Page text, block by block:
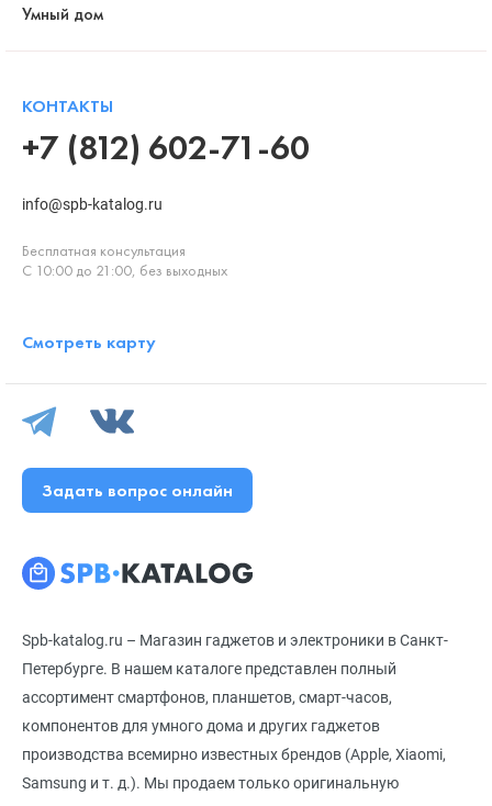
Spb-katalog.ru – Магазин гаджетов и электроники в Санкт-
Петербурге. В нашем каталоге представлен полный
ассортимент смартфонов, планшетов, смарт-часов,
компонентов для умного дома и других гаджетов
производства всемирно известных брендов (Apple, Xiaomi,
Samsung и т. д.). Мы продаем только оригинальную
Умный дом
КОНТАКТЫ
+7 (812) 602-71-60
info@spb-katalog.ru
Бесплатная консультация
С 10:00 до 21:00, без выходных
Смотреть карту
Задать вопрос онлайн